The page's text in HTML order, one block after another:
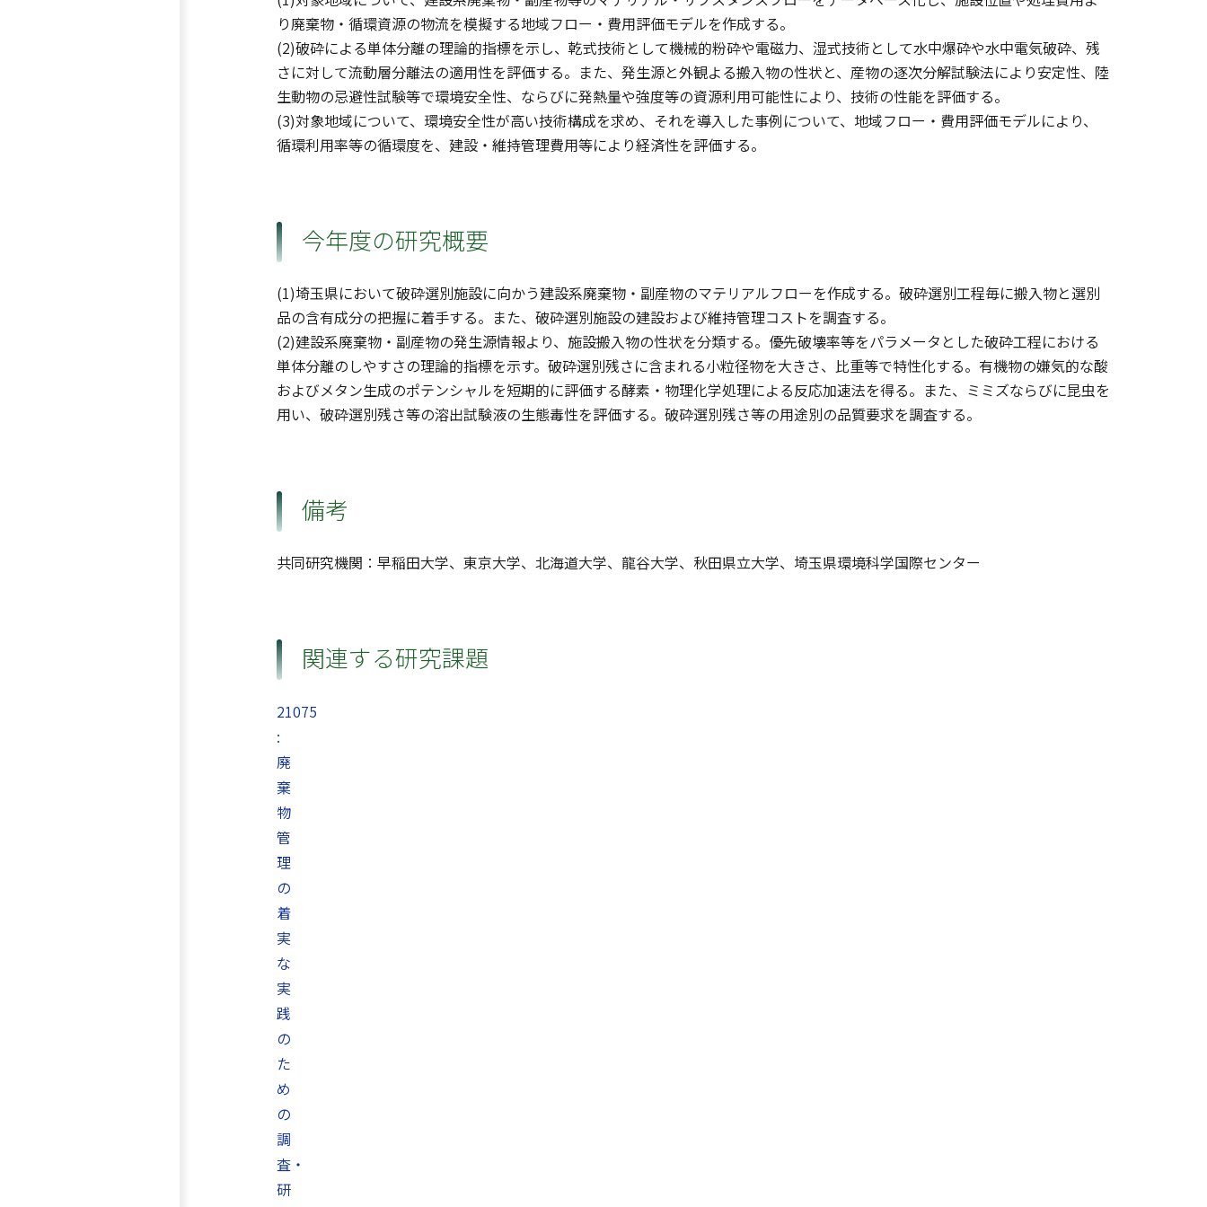
り廃棄物・循環資源の物流を模擬する地域フロー・費用評価モデルを作成する。
(2)破砕による単体分離の理論的指標を示し、乾式技術として機械的粉砕や電磁力、湿式技術として水中爆砕や水中電気破砕、残
さに対して流動層分離法の適用性を評価する。また、発生源と外観よる搬入物の性状と、産物の逐次分解試験法により安定性、陸
生動物の忌避性試験等で環境安全性、ならびに発熱量や強度等の資源利用可能性により、技術の性能を評価する。
(3)対象地域について、環境安全性が高い技術構成を求め、それを導入した事例について、地域フロー・費用評価モデルにより、
循環利用率等の循環度を、建設・維持管理費用等により経済性を評価する。
今年度の研究概要
(1)埼玉県において破砕選別施設に向かう建設系廃棄物・副産物のマテリアルフローを作成する。破砕選別工程毎に搬入物と選別
品の含有成分の把握に着手する。また、破砕選別施設の建設および維持管理コストを調査する。
(2)建設系廃棄物・副産物の発生源情報より、施設搬入物の性状を分類する。優先破壊率等をパラメータとした破砕工程における
単体分離のしやすさの理論的指標を示す。破砕選別残さに含まれる小粒径物を大きさ、比重等で特性化する。有機物の嫌気的な酸
およびメタン生成のポテンシャルを短期的に評価する酵素・物理化学処理による反応加速法を得る。また、ミミズならびに昆虫を
用い、破砕選別残さ等の溶出試験液の生態毒性を評価する。破砕選別残さ等の用途別の品質要求を調査する。
備考
共同研究機関：早稲田大学、東京大学、北海道大学、龍谷大学、秋田県立大学、埼玉県環境科学国際センター
関連する研究課題
21075
:
廃
棄
物
管
理
の
着
実
な
実
践
の
た
め
の
調
査・
研